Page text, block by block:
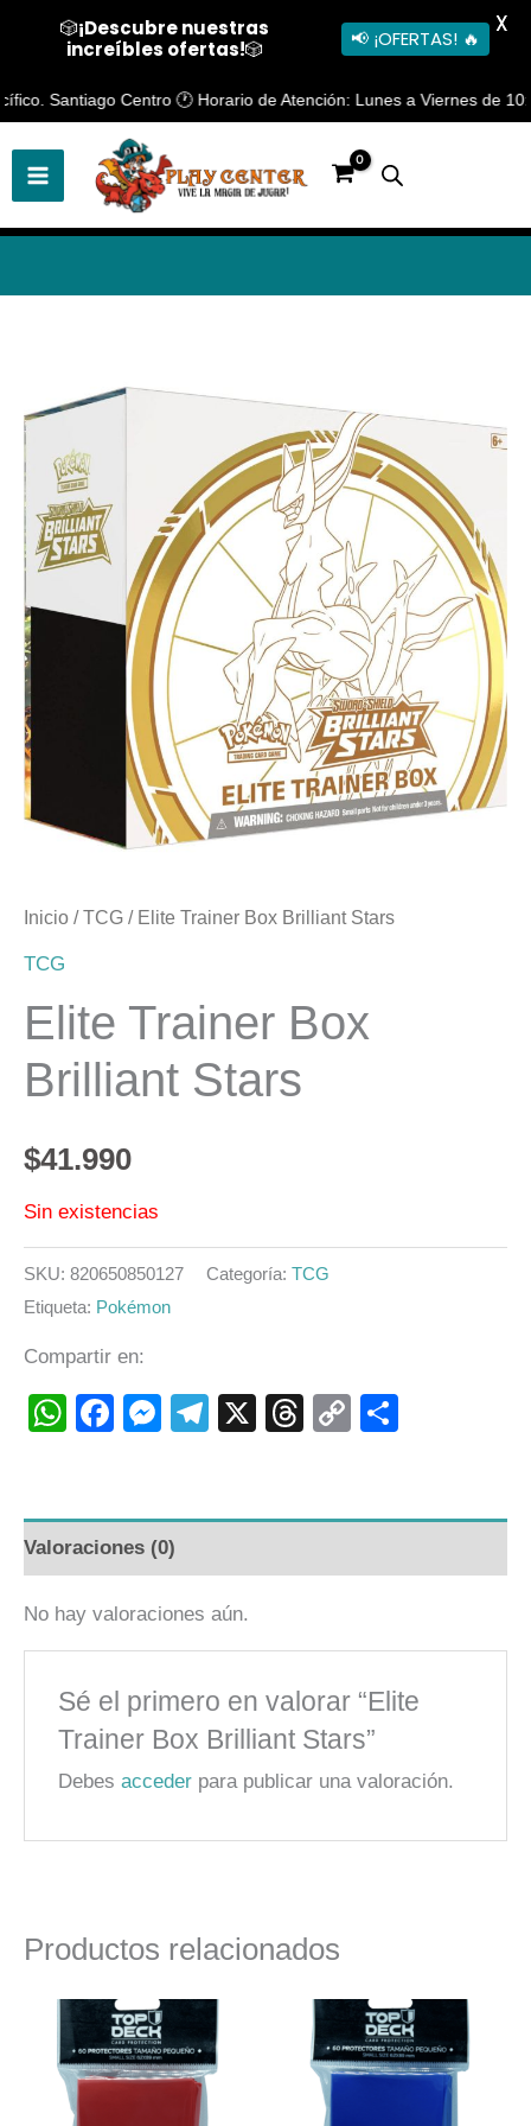
Santiago Centro 🕐 Horario de Atención: Lunes a Viernes de 10:30
Ir
al
contenido
Inicio /TCG / Elite Trainer Box Brilliant Stars
TCG
Elite Trainer Box
Brilliant Stars
$41.990
Sin existencias
SKU: 820650850127 Categoría: TCG
Etiqueta: Pokémon
Compartir en:
WhatsApp
Facebook
Messenger
Telegram
X Threads
Copy
Valoraciones (0)
No hay valoraciones aún.
Sé el primero en valorar “Elite
Trainer Box Brilliant Stars”
Debesacceder para publicar una valoración.
Productos relacionados
🎲¡Descubre nuestras
increíbles ofertas!🎲 📢 ¡OFERTAS! 🔥
X